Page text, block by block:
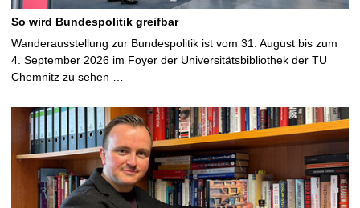
So wird Bundespolitik greifbar
Wanderausstellung zur Bundespolitik ist vom 31. August bis zum
4. September 2026 im Foyer der Universitätsbibliothek der TU
Chemnitz zu sehen …